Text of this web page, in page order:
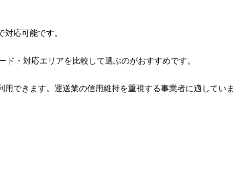
応可能です。
・対応エリアを比較して選ぶのがおすすめです。
できます。運送業の信用維持を重視する事業者に適していま